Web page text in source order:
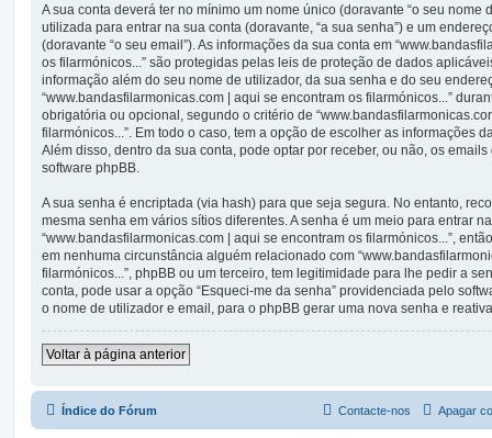
A sua conta deverá ter no mínimo um nome único (doravante “o seu nome
utilizada para entrar na sua conta (doravante, “a sua senha”) e um
(doravante “o seu email”). As informações da sua conta em
os filarmónicos...” são protegidas pelas leis de proteção de dados
informação além do seu nome de utilizador, da sua senha e do seu
“www.bandasfilarmonicas.com | aqui se encontram os filarmónicos...”
obrigatória ou opcional, segundo o critério de
filarmónicos...”. Em todo o caso, tem a opção de escolher as informações
Além disso, dentro da sua conta, pode optar por receber, ou não, os
software phpBB.
A sua senha é encriptada (via hash) para que seja segura. No entanto,
mesma senha em vários sítios diferentes. A senha é um meio para entrar
“www.bandasfilarmonicas.com | aqui se encontram os filarmónicos...”,
em nenhuma circunstância alguém relacionado com
filarmónicos...”, phpBB ou um terceiro, tem legitimidade para lhe pedir a
conta, pode usar a opção “Esqueci-me da senha” providenciada pelo
o nome de utilizador e email, para o phpBB gerar uma nova senha e
Voltar à página anterior
Índice do Fórum Apagar
Contacte-nos